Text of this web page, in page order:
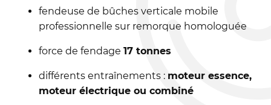
fendeuse de bûches verticale mobile
professionnelle sur remorque homologuée
force de fendage 17 tonnes
différents entraînements : moteur essence,
moteur électrique ou combiné